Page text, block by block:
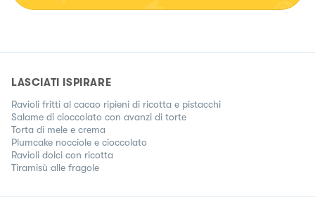
LASCIATI ISPIRARE
Ravioli fritti al cacao ripieni di ricotta e pistacchi
Salame di cioccolato con avanzi di torte
Torta di mele e crema
Plumcake nocciole e cioccolato
Ravioli dolci con ricotta
Tiramisù alle fragole